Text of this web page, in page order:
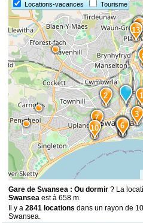
Locations-vacances Tourisme
15
14
13
10
7
6
5
4
3
2
Gare de Swansea : Ou dormir ? La
Swansea est à 658 m.
Il y a2841 locations dans un rayon de
Swansea.